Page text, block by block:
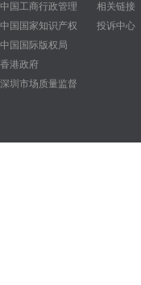
中国工商行政管理
中国国家知识产权
中国国际版权局
香港政府
深圳市场质量监督
相关链接
投诉中心